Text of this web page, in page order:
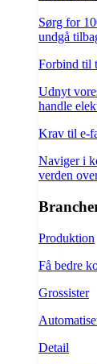
Sørg for
undgå
Forbind til
Udnyt
handle
Krav til e-
Naviger i
verden
Produktion
Få bedre
Grossister
Detail